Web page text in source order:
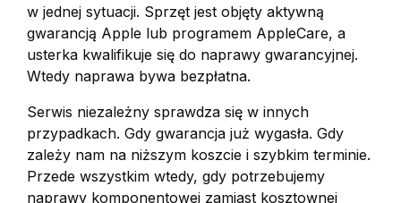
w jednej sytuacji. Sprzęt jest objęty aktywną
gwarancją Apple lub programem AppleCare, a
usterka kwalifikuje się do naprawy gwarancyjnej.
Wtedy naprawa bywa bezpłatna.
Serwis niezależny sprawdza się w innych
przypadkach. Gdy gwarancja już wygasła. Gdy
zależy nam na niższym koszcie i szybkim terminie.
Przede wszystkim wtedy, gdy potrzebujemy
naprawy komponentowej zamiast kosztownej